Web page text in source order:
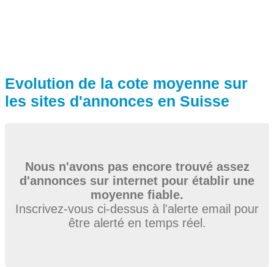
Evolution de la cote moyenne sur
les sites d'annonces en Suisse
Nous n'avons pas encore trouvé assez
d'annonces sur internet pour établir une
moyenne fiable.
Inscrivez-vous ci-dessus à l'alerte email pour
être alerté en temps réel.